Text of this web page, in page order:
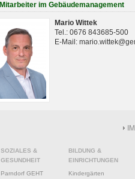
Mitarbeiter im Gebäudemanagement
Mario Wittek
Tel.: 0676 843685-500
E-Mail:
SOZIALES &
GESUNDHEIT
Parndorf GEHT
BILDUNG &
EINRICHTUNGEN
Kindergärten